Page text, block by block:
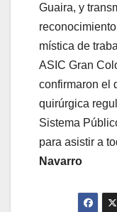
Guaira, y
mística de
ASIC Gran
confirmaron el
quirúrgica
Sistema
para asistir a
Navarro